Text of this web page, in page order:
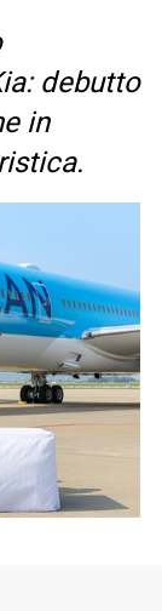
debutto
in